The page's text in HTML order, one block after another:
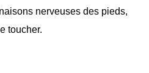
nerveuses des pieds,
toucher.